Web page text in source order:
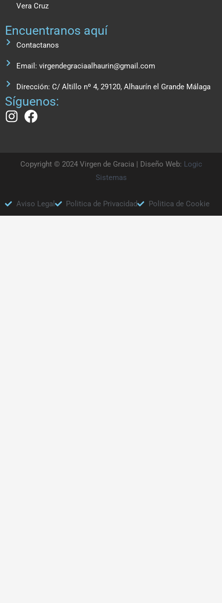
Vera Cruz
Encuentranos aquí
Contactanos
Email: virgendegraciaalhaurin@gmail.com
Dirección: C/ Altillo nº 4, 29120, Alhaurín el Grande Málaga
Síguenos:
Copyright © 2024 Virgen de Gracia | Diseño Web: Logic
Sistemas
Aviso Legal Politica de Privacidad Politica de Cookie